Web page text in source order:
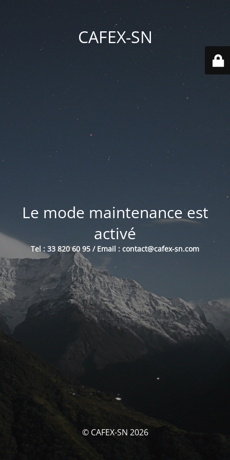
CAFEX-SN
Le mode maintenance est
activé
Tel : 33 820 60 95 / Email : contact@cafex-sn.com
© CAFEX-SN 2026